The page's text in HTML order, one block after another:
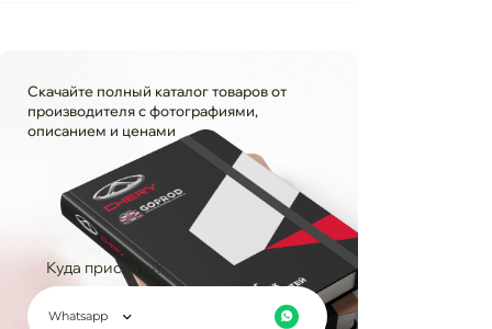
Скачайте полный каталог товаров от
производителя с фотографиями,
описанием и ценами
Куда прислать?
Whatsapp